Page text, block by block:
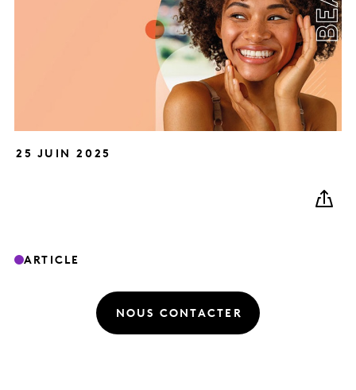
25 JUIN 2025
ARTICLE
NOUS CONTACTER